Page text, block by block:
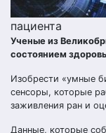
пациента
Ученые из
состоянием
Изобрести «умные
сенсоры, которые
заживления ран и
Данные, которые